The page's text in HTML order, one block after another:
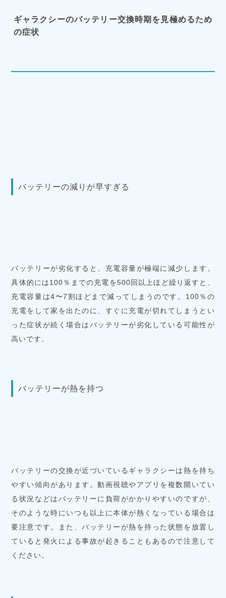
ギャラクシーのバッテリー交換時期を見極めるため
の症状
バッテリーの減りが早すぎる
バッテリーが劣化すると、充電容量が極端に減少します。
具体的には100％までの充電を500回以上ほど繰り返すと、
充電容量は4〜7割ほどまで減ってしまうのです。100％の
充電をして家を出たのに、すぐに充電が切れてしまうとい
った症状が続く場合はバッテリーが劣化している可能性が
高いです。
バッテリーが熱を持つ
バッテリーの交換が近づいているギャラクシーは熱を持ち
やすい傾向があります。動画視聴やアプリを複数開いてい
る状況などはバッテリーに負荷がかかりやすいのですが、
そのような時にいつも以上に本体が熱くなっている場合は
要注意です。また、バッテリーが熱を持った状態を放置し
ていると発火による事故が起きることもあるので注意して
ください。